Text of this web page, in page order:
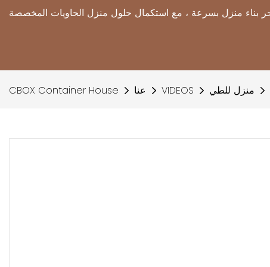
CBOX Container House عنا VIDEOS منزل للطي